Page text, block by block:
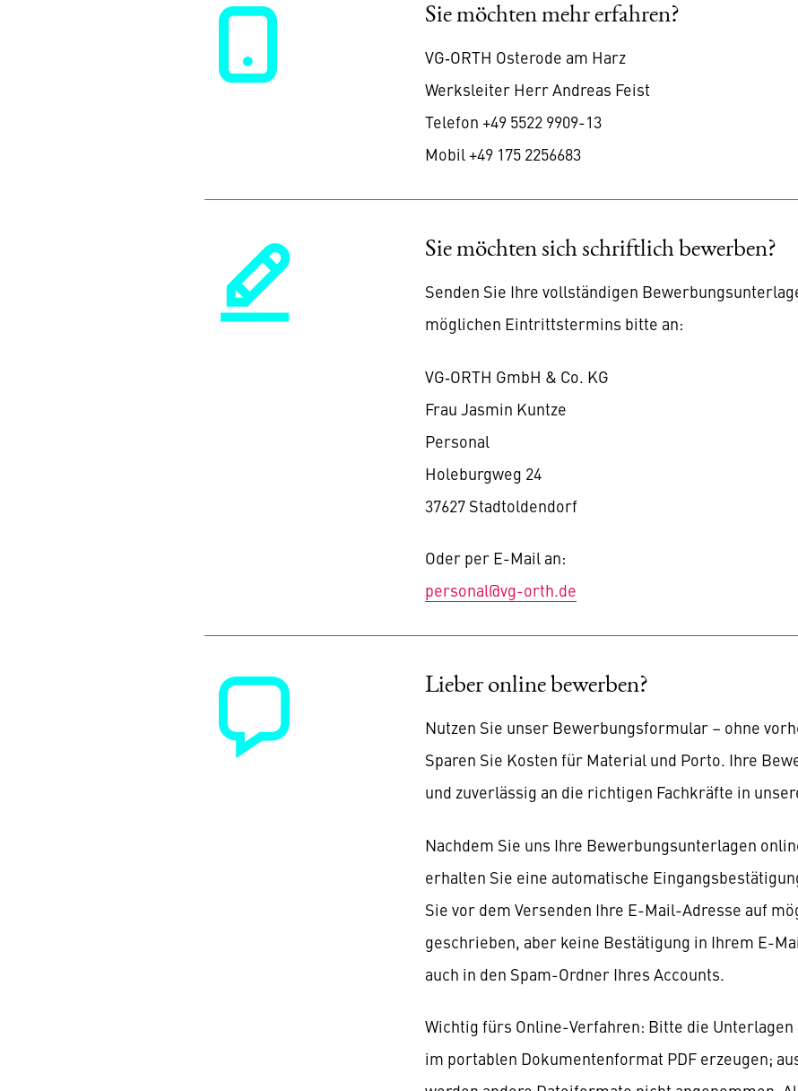
Sie möchten mehr erfahren?
VG‑ORTH Osterode am Harz
Werksleiter Herr Andreas Feist
Telefon +49 5522 9909-13
Mobil +49 175 2256683
Sie möchten sich schriftlich bewerben?
Senden Sie Ihre vollständigen
möglichen Eintrittstermins bitte an:
VG‑ORTH GmbH & Co. KG
Frau Jasmin Kuntze
Personal
Holeburgweg 24
37627 Stadtoldendorf
Oder per E-Mail an:
personal@vg-orth.de
Lieber online bewerben?
Nutzen Sie unser Bewerbungsformular – ohne
Sparen Sie Kosten für Material und Porto. Ihre
und zuverlässig an die richtigen Fachkräfte in
Nachdem Sie uns Ihre Bewerbungsunterlagen
erhalten Sie eine automatische
Sie vor dem Versenden Ihre E-Mail-Adresse auf
geschrieben, aber keine Bestätigung in Ihrem E-
auch in den Spam-Ordner Ihres Accounts.
Wichtig fürs Online-Verfahren: Bitte die
im portablen Dokumentenformat PDF erzeugen;